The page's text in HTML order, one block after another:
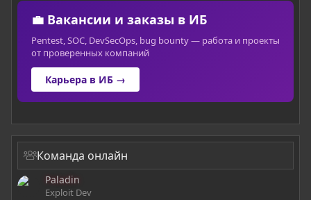
💼 Вакансии и заказы в ИБ
Pentest, SOC, DevSecOps, bug bounty — работа и проекты
от проверенных компаний
Карьера в ИБ →
Команда онлайн
Paladin
Exploit Dev